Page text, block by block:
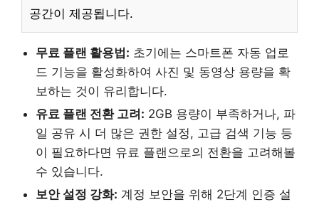
공간이 제공됩니다.
무료 플랜 활용법: 초기에는 스마트폰 자동 업로
드 기능을 활성화하여 사진 및 동영상 용량을 확
보하는 것이 유리합니다.
유료 플랜 전환 고려: 2GB 용량이 부족하거나, 파
일 공유 시 더 많은 권한 설정, 고급 검색 기능 등
이 필요하다면 유료 플랜으로의 전환을 고려해볼
수 있습니다.
보안 설정 강화: 계정 보안을 위해 2단계 인증 설